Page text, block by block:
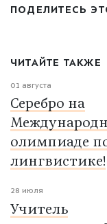
ПОДЕЛИТЕСЬ
ЧИТАЙТЕ ТАКЖЕ
01 августа
Серебро на
олимпиаде
лингвистике!
28 июля
Учитель